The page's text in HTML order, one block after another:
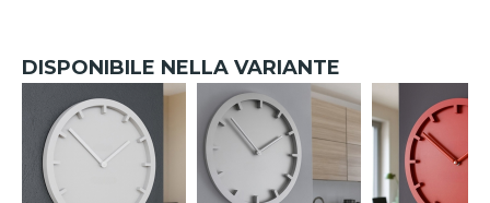
DISPONIBILE NELLA VARIANTE